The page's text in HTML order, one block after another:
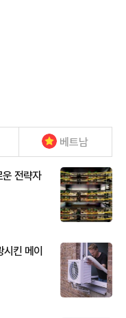
베트남
전략자
킨 메이